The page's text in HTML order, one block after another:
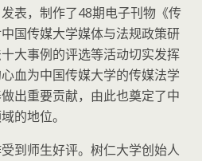
表，制作了48期电子刊物《传
国传媒大学媒体与法规政策研
大事例的评选等活动切实发挥
血为中国传媒大学的传媒法学
出重要贡献，由此也奠定了中
的地位。
到师生好评。树仁大学创始人